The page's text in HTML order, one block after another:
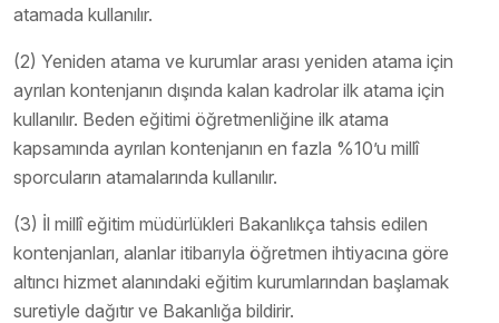
atamada kullanılır.
(2) Yeniden atama ve kurumlar arası yeniden atama için
ayrılan kontenjanın dışında kalan kadrolar ilk atama için
kullanılır. Beden eğitimi öğretmenliğine ilk atama
kapsamında ayrılan kontenjanın en fazla %10’u millî
sporcuların atamalarında kullanılır.
(3) İl millî eğitim müdürlükleri Bakanlıkça tahsis edilen
kontenjanları, alanlar itibarıyla öğretmen ihtiyacına göre
altıncı hizmet alanındaki eğitim kurumlarından başlamak
suretiyle dağıtır ve Bakanlığa bildirir.